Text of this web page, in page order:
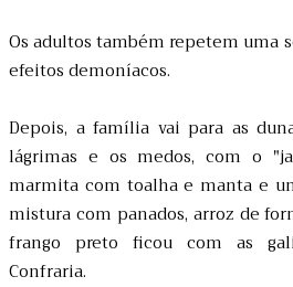
Os adultos também repetem uma
efeitos demoníacos.
Depois, a família vai para as
lágrimas e os medos, com o
marmita com toalha e manta e
mistura com panados, arroz de
frango preto ficou com as
Confraria.